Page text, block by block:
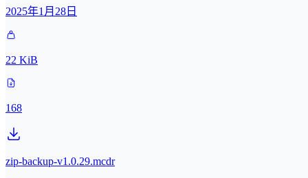
2025年1月28日
22 KiB
168
zip-backup-v1.0.29.mcdr